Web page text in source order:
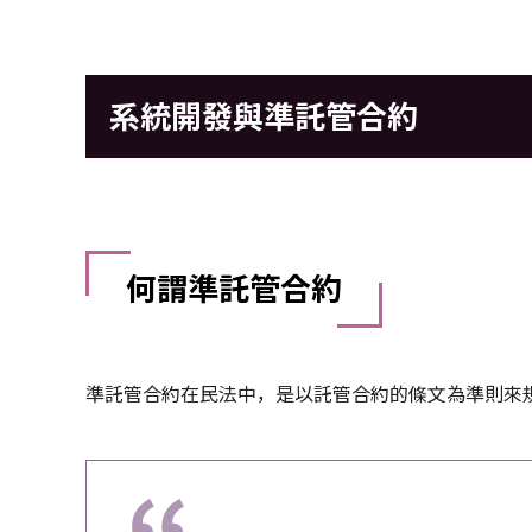
系統開發與準託管合約
何謂準託管合約
準託管合約在民法中，是以託管合約的條文為準則來